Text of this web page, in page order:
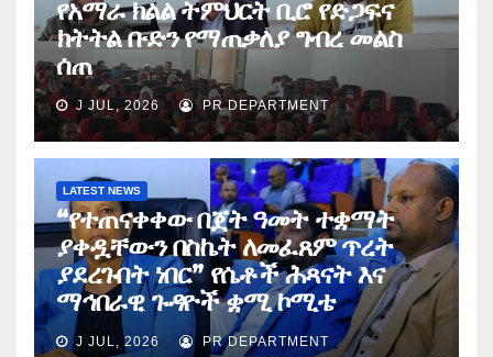
የአማራ ክልል ትምህርት ቢሮ የድጋፍና
ክትትል ቡድን የማጠቃለያ ግብረ መልስ
ሰጠ
J JUL, 2026 PR DEPARTMENT
LATEST NEWS
“የተጠናቀቀው በጀት ዓመት ተቋማት
ያቀዷቸውን በስኬት ለመፈጸም ጥረት
ያደረጉበት ነበር” የሴቶች ሕጻናት እና
ማኅበራዊ ጉዳዮች ቋሚ ኮሚቴ
J JUL, 2026 PR DEPARTMENT